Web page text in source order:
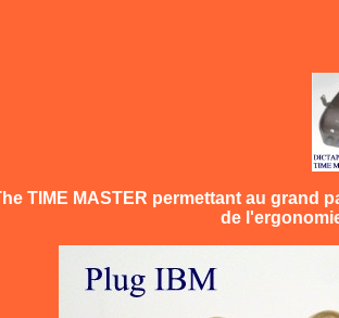
TIME MASTER permettant au grand
de